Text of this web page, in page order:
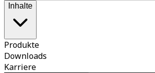
Inhalte
Produkte
Downloads
Karriere